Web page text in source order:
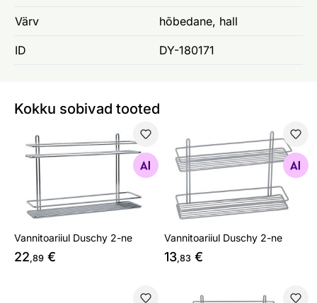
Värv hõbedane, hall
ID DY-180171
Kokku sobivad tooted
Vannitoariiul Duschy 2-ne
Vannitoariiul Duschy 2-ne
22,89 €
Vannitoariiul Duschy 2-ne
Otsi sarnaseid
Vannitoariiul Duschy 2-ne
13,83 €